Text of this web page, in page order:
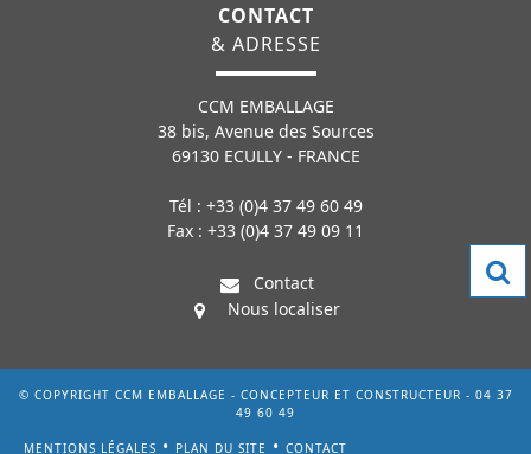
CONTACT
& ADRESSE
CCM EMBALLAGE
38 bis, Avenue des Sources
69130 ECULLY - FRANCE
Tél : +33 (0)4 37 49 60 49
Fax : +33 (0)4 37 49 09 11
Contact
Nous localiser
© COPYRIGHT CCM EMBALLAGE - CONCEPTEUR ET CONSTRUCTEUR - 04 37
49 60 49
MENTIONS LÉGALES PLAN DU SITE CONTACT